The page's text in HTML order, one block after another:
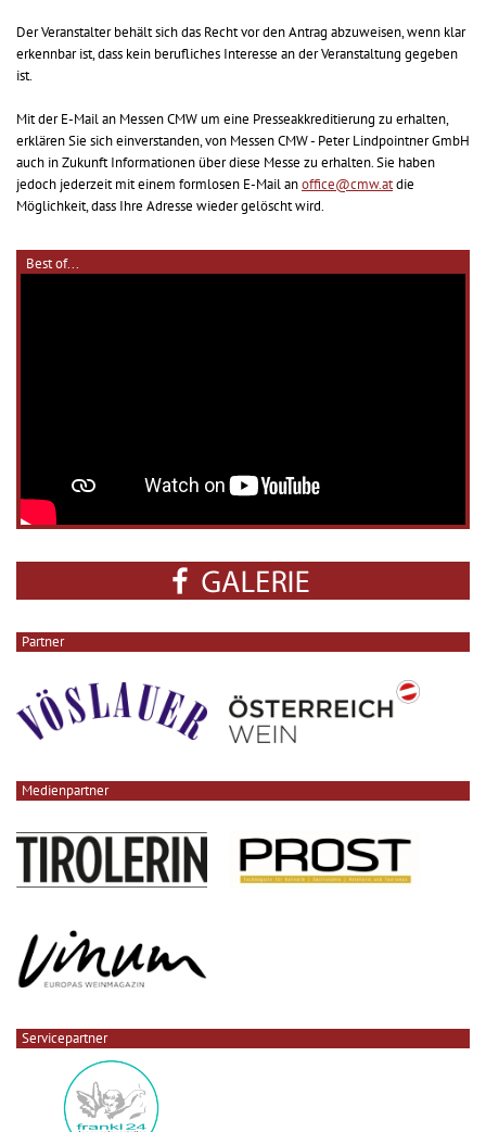
Der Veranstalter behält sich das Recht vor den Antrag abzuweisen, wenn klar
erkennbar ist, dass kein berufliches Interesse an der Veranstaltung gegeben
ist.
Mit der E-Mail an Messen CMW um eine Presseakkreditierung zu erhalten,
erklären Sie sich einverstanden, von Messen CMW - Peter Lindpointner GmbH
auch in Zukunft Informationen über diese Messe zu erhalten. Sie haben
jedoch jederzeit mit einem formlosen E-Mail anoffice@cmw.atdie
Möglichkeit, dass Ihre Adresse wieder gelöscht wird.
Best of...
Partner
Medienpartner
Servicepartner